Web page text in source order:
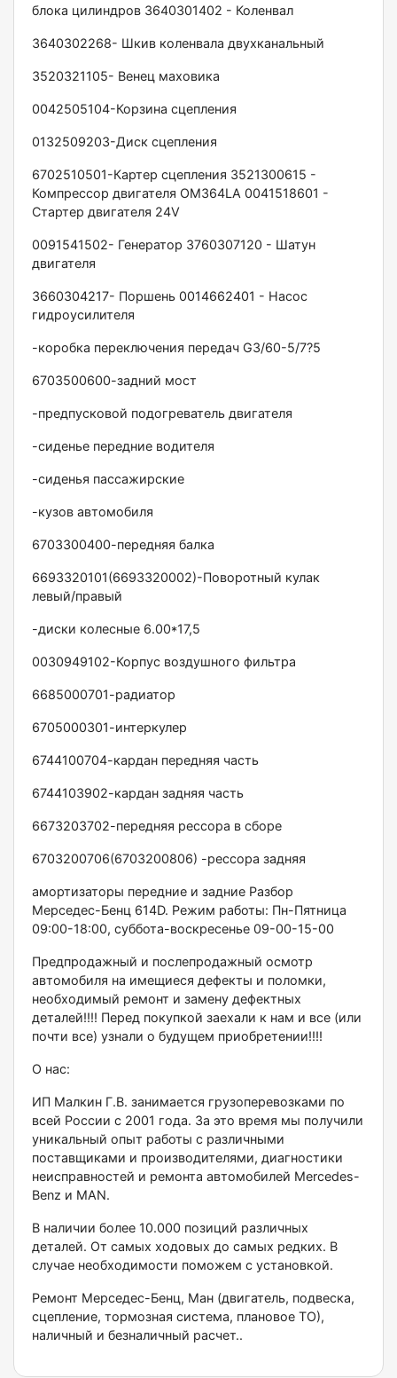
блока цилиндров 3640301402 - Коленвал
3640302268- Шкив коленвала двухканальный
3520321105- Венец маховика
0042505104-Корзина сцепления
0132509203-Диск сцепления
6702510501-Картер сцепления 3521300615 -
Компрессор двигателя ОМ364LА 0041518601 -
Стартер двигателя 24V
0091541502- Генератор 3760307120 - Шатун
двигателя
3660304217- Поршень 0014662401 - Насос
гидроусилителя
-коробка переключения передач G3/60-5/7?5
6703500600-задний мост
-предпусковой подогреватель двигателя
-сиденье передние водителя
-сиденья пассажирские
-кузов автомобиля
6703300400-передняя балка
6693320101(6693320002)-Поворотный кулак
левый/правый
-диски колесные 6.00*17,5
0030949102-Корпус воздушного фильтра
6685000701-радиатор
6705000301-интеркулер
6744100704-кардан передняя часть
6744103902-кардан задняя часть
6673203702-передняя рессора в сборе
6703200706(6703200806) -рессора задняя
амортизаторы передние и задние Разбор
Мерседес-Бенц 614D. Режим работы: Пн-Пятница
09:00-18:00, суббота-воскресенье 09-00-15-00
Предпродажный и послепродажный осмотр
автомобиля на имещиеся дефекты и поломки,
необходимый ремонт и замену дефектных
деталей!!!! Перед покупкой заехали к нам и все (или
почти все) узнали о будущем приобретении!!!!
О нас:
ИП Малкин Г.В. занимается грузоперевозками по
всей России с 2001 года. За это время мы получили
уникальный опыт работы с различными
поставщиками и производителями, диагностики
неисправностей и ремонта автомобилей Меrсеdеs-
Веnz и МАN.
В наличии более 10.000 позиций различных
деталей. От самых ходовых до самых редких. В
случае необходимости поможем с установкой.
Ремонт Мерседес-Бенц, Ман (двигатель, подвеска,
сцепление, тормозная система, плановое ТО),
наличный и безналичный расчет..